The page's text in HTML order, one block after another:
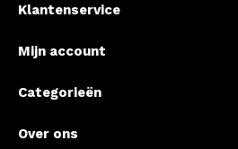
Klantenservice
Mijn account
Categorieën
Over ons